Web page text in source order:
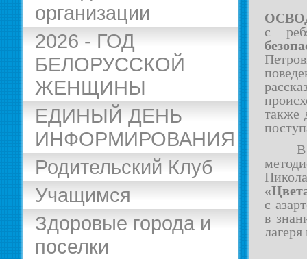
организации
2026 - ГОД
БЕЛОРУССКОЙ
ЖЕНЩИНЫ
ЕДИНЫЙ ДЕНЬ
ИНФОРМИРОВАНИЯ
Родительский Клуб
Учащимся
Здоровые города и
поселки
с
также
с
в